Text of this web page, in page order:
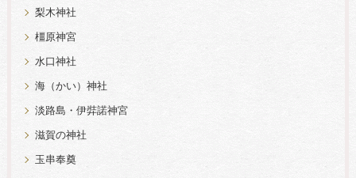
梨木神社
橿原神宮
水口神社
海（かい）神社
淡路島・伊弉諾神宮
滋賀の神社
玉串奉奠